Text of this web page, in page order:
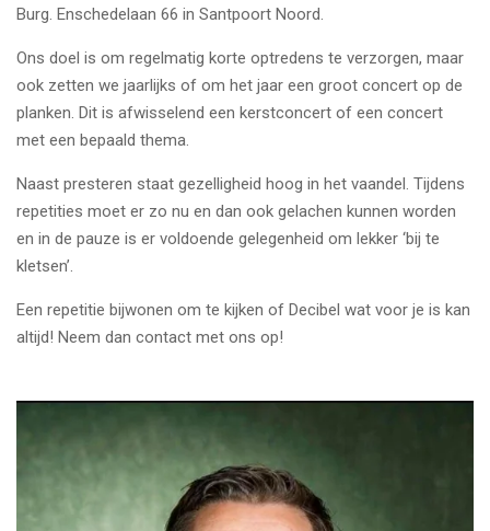
Burg. Enschedelaan 66 in Santpoort Noord.
Ons doel is om regelmatig korte optredens te verzorgen, maar
ook zetten we jaarlijks of om het jaar een groot concert op de
planken. Dit is afwisselend een kerstconcert of een concert
met een bepaald thema.
Naast presteren staat gezelligheid hoog in het vaandel. Tijdens
repetities moet er zo nu en dan ook gelachen kunnen worden
en in de pauze is er voldoende gelegenheid om lekker ‘bij te
kletsen’.
Een repetitie bijwonen om te kijken of Decibel wat voor je is kan
altijd! Neem dan contact met ons op!